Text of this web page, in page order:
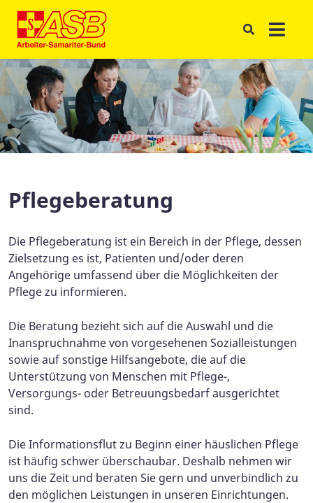
Pflegeberatung
Die Pflegeberatung ist ein Bereich in der Pflege, dessen
Zielsetzung es ist, Patienten und/oder deren
Angehörige umfassend über die Möglichkeiten der
Pflege zu informieren.
Die Beratung bezieht sich auf die Auswahl und die
Inanspruchnahme von vorgesehenen Sozialleistungen
sowie auf sonstige Hilfsangebote, die auf die
Unterstützung von Menschen mit Pflege-,
Versorgungs- oder Betreuungsbedarf ausgerichtet
sind.
Die Informationsflut zu Beginn einer häuslichen Pflege
ist häufig schwer überschaubar. Deshalb nehmen wir
uns die Zeit und beraten Sie gern und unverbindlich zu
den möglichen Leistungen in unseren Einrichtungen.